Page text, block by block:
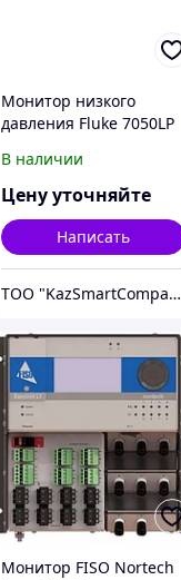
Монитор низкого
давления Fluke 7050LP
В наличии
Цену уточняйте
Написать
ТОО "KazSmartCompany"
Монитор FISO Nortech